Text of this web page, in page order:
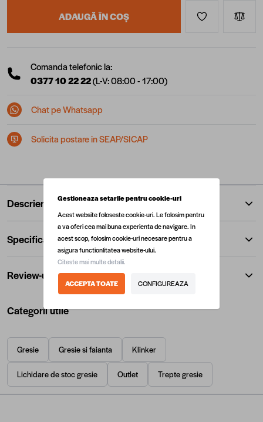
ADAUGĂ ÎN COȘ
Comanda telefonic la:
0377 10 22 22(L-V: 08:00 - 17:00)
Chat pe Whatsapp
Solicita postare in SEAP/SICAP
Descriere
Specificatii
Review-uri
Categorii utile
Gresie Gresie si faianta Klinker
Lichidare de stoc gresie Outlet Trepte gresie
Gestioneaza setarile pentru cookie-uri
Acest website foloseste cookie-uri. Le folosim pentru
a va oferi cea mai buna experienta de navigare. In
acest scop, folosim cookie-uri necesare pentru a
asigura functionlitatea website-ului.
Citeste mai multe detalii.
ACCEPTA TOATE CONFIGUREAZA